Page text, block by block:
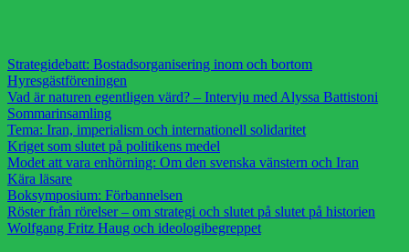
Strategidebatt: Bostadsorganisering inom och bortom
Hyresgästföreningen
Vad är naturen egentligen värd? – Intervju med Alyssa Battistoni
Sommarinsamling
Tema: Iran, imperialism och internationell solidaritet
Kriget som slutet på politikens medel
Modet att vara enhörning: Om den svenska vänstern och Iran
Kära läsare
Boksymposium: Förbannelsen
Röster från rörelser – om strategi och slutet på slutet på historien
Wolfgang Fritz Haug och ideologibegreppet